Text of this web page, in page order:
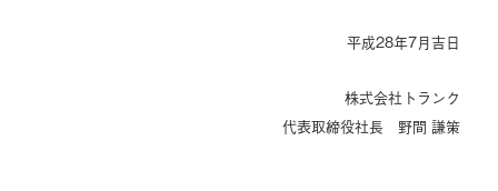
平成28年7月吉日
株式会社トランク
代表取締役社長 野間 謙策